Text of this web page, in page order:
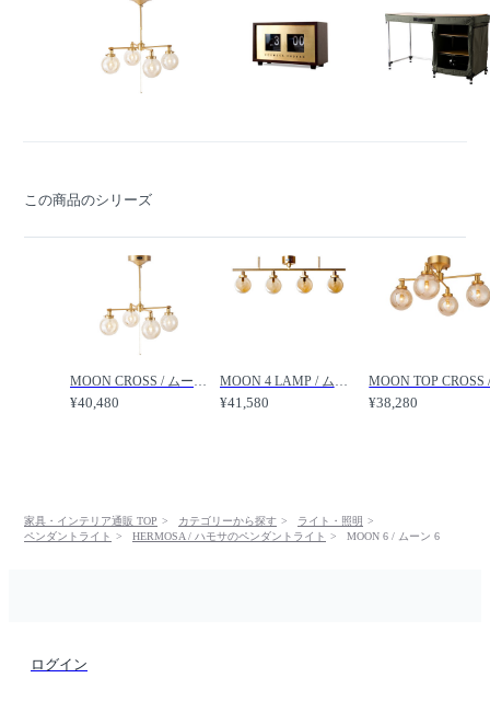
この商品のシリーズ
MOON CROSS / ムーン クロス /
¥40,480
MOON 4 LAMP / ムーン 4ランプ /
¥41,580 ¥38,280
家具・インテリア通販 TOP カテゴリーから探す
ライト・照明
ペンダントライト
HERMOSA / ハモサのペンダントライト MOON 6 / ムーン 6
ログイン